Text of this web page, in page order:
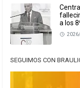
a los
SEGUIMOS CON